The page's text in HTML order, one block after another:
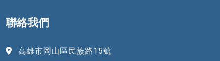
聯絡我們
高雄市岡山區民族路15號